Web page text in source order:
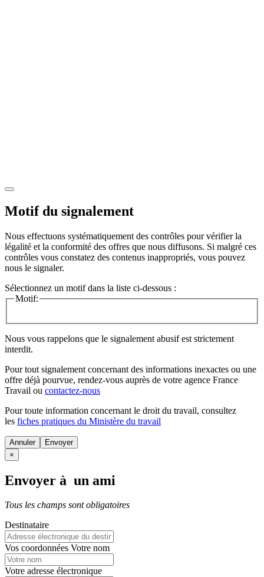
Motif du signalement
Nous effectuons systématiquement des contrôles pour vérifier la
légalité et la conformité des offres que nous diffusons. Si malgré ces
contrôles vous constatez des contenus inappropriés, vous pouvez
nous le signaler.
Sélectionnez un motif dans la liste ci-dessous :
Motif:
Nous vous rappelons que le signalement abusif est strictement
interdit.
Pour tout signalement concernant des informations inexactes ou une
offre déjà pourvue, rendez-vous auprès de votre agence France
Travail ou contactez-nous
Pour toute information concernant le droit du travail, consultez
les fiches pratiques du Ministère du travail
Annuler
×
Envoyer à un ami
Tous les champs sont obligatoires
Destinataire
Vos coordonnées Votre nom
Votre adresse électronique